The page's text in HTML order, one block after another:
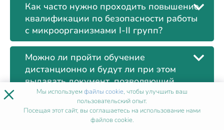
Как часто нужно проходить повышение
квалификации по безопасности работы
с микроорганизмами I-II групп?
Можно ли пройти обучение
дистанционно и будут ли при этом
выдавать документ, позволяющий
работать в "заразной" зоне?
Обязательна ли вакцинация для
× Мы используемфайлы cookie, чтобы улучшить ваш
пользовательский опыт.
Посещая этот сайт, вы соглашаетесь на использование нами
файлов cookie.